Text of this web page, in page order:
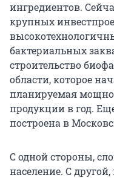
ингредиентов.
крупных
бактериальных
строительство
области, которое
планируемая
продукции в год.
построена в
С одной стороны,
население. С